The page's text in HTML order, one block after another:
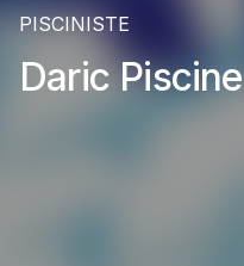
PISCINISTE
Daric Piscine